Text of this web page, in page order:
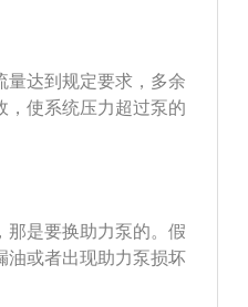
的弹簧卡，壳体下面
后盖磕下，拆轴上面
量达到规定要求，多余
，使系统压力超过泵的
均回到吸油腔，对系
小孔，用工具插进小
卡环； 4、卡环拆掉
那是要换助力泵的。假
油或者出现助力泵损坏
出现异响、有卡顿、